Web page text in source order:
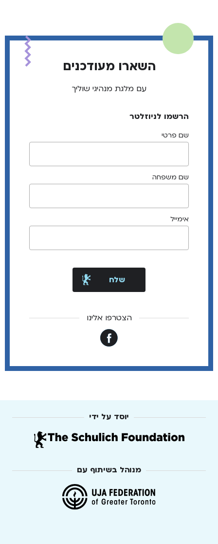
השארו מעודכנים
עם מלגת מנהיגי שוליך
הרשמו לניוזלטר
שם פרטי
שם משפחה
אימייל
הצטרפו אלינו
יוסד על ידי
מנוהל בשיתוף עם